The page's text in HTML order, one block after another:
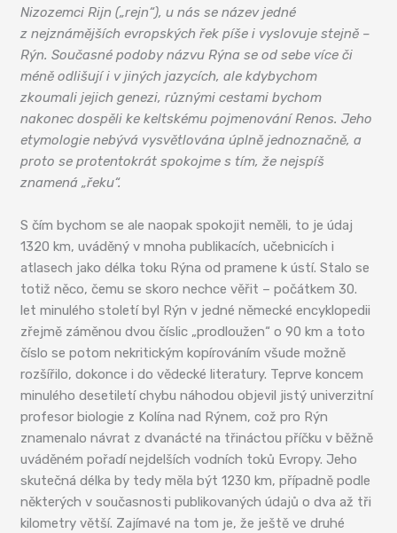
Nizozemci Rijn („rejn“), u nás se název jedné
z nejznámějších evropských řek píše i vyslovuje stejně –
Rýn. Současné podoby názvu Rýna se od sebe více či
méně odlišují i v jiných jazycích, ale kdybychom
zkoumali jejich genezi, různými cestami bychom
nakonec dospěli ke keltskému pojmenování Renos. Jeho
etymologie nebývá vysvětlována úplně jednoznačně, a
proto se protentokrát spokojme s tím, že nejspíš
znamená „řeku“.
S čím bychom se ale naopak spokojit neměli, to je údaj
1320 km, uváděný v mnoha publikacích, učebnicích i
atlasech jako délka toku Rýna od pramene k ústí. Stalo se
totiž něco, čemu se skoro nechce věřit – počátkem 30.
let minulého století byl Rýn v jedné německé encyklopedii
zřejmě záměnou dvou číslic „prodloužen“ o 90 km a toto
číslo se potom nekritickým kopírováním všude možně
rozšířilo, dokonce i do vědecké literatury. Teprve koncem
minulého desetiletí chybu náhodou objevil jistý univerzitní
profesor biologie z Kolína nad Rýnem, což pro Rýn
znamenalo návrat z dvanácté na třináctou příčku v běžně
uváděném pořadí nejdelších vodních toků Evropy. Jeho
skutečná délka by tedy měla být 1230 km, případně podle
některých v současnosti publikovaných údajů o dva až tři
kilometry větší. Zajímavé na tom je, že ještě ve druhé